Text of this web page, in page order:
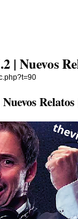
| Nuevos